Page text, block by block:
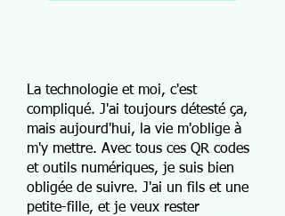
La technologie et moi, c'est
compliqué. J'ai toujours détesté ça,
mais aujourd'hui, la vie m'oblige à
m'y mettre. Avec tous ces QR codes
et outils numériques, je suis bien
obligée de suivre. J'ai un fils et une
petite-fille, et je veux rester